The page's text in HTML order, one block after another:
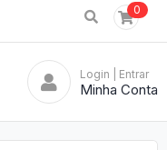
0
Login | Entrar
Minha Conta